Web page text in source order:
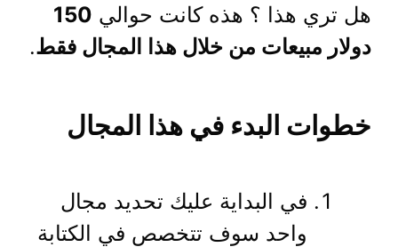
هل تري هذا ؟ هذه كانت حوالي 150
دولار مبيعات من خلال هذا المجال فقط.
خطوات البدء في هذا المجال
في البداية عليك تحديد مجال
واحد سوف تتخصص في الكتابة